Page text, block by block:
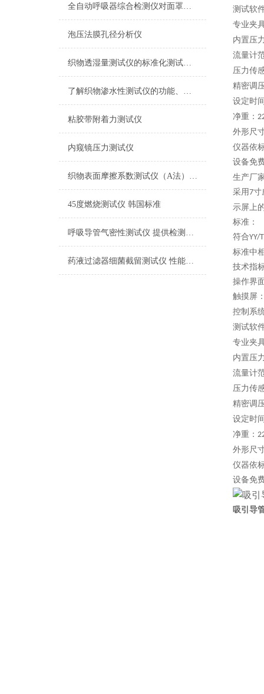
全自动呼吸器综合检测仪对面罩泄漏率的定量检测方法
泡压法膜孔径分析仪
织物透湿量测试仪的标准化测试方法与流程介绍
了解织物渗水性测试仪的功能、优势与行业应用
粘胶带附着力测试仪
内窥镜压力测试仪
织物表面摩擦系数测试仪（A法） 检测准确
45度燃烧测试仪 韩国标准
呼吸导管气密性测试仪 提供检测方案
药液过滤器细菌截留测试仪 性能稳定
测试软
专业夹
内置压
流量计
压力传
精密调
设定时
净重： 2
外形尺
仪器依
设备免
生产厂
采用7寸
示屏上
标准：
符合YY/T
标准中
技术指
操作界
触摸屏
控制系
测试软
专业夹
内置压
流量计
压力传
精密调
设定时
净重： 2
外形尺
仪器依
设备免
吸引导